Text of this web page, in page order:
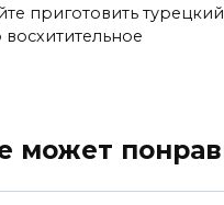
приготовить турецкий
восхитительное
может